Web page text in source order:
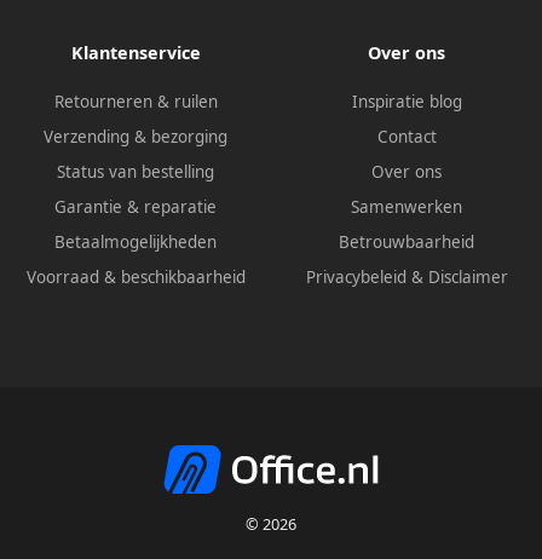
Klantenservice
Retourneren & ruilen
Verzending & bezorging
Status van bestelling
Garantie & reparatie
Betaalmogelijkheden
Voorraad & beschikbaarheid
Over ons
Inspiratie blog
Contact
Over ons
Samenwerken
Betrouwbaarheid
Privacybeleid & Disclaimer
© 2026